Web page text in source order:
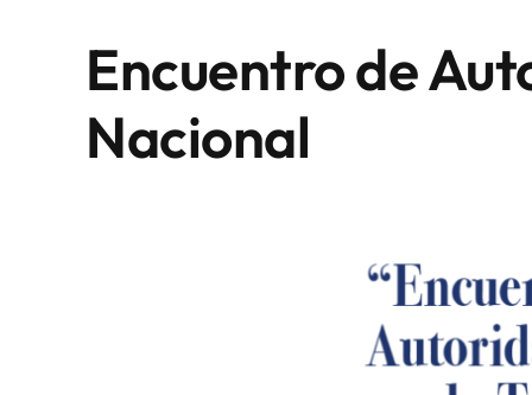
Encuentro de
Nacional